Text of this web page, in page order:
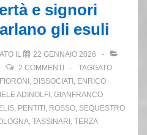
e signori
gli esuli
IL
22 GENNAIO 2026
2 COMMENTI
TAGGATO
, DISSOCIATI , ENRICO
ADINOLFI , GIANFRANCO
, PENTITI , ROSSO, SEQUESTRO
, TASSINARI , TERZA